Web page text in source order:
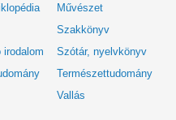
Művészet
Szakkönyv
irodalom
Szótár, nyelvkönyv
Természettudomány
Vallás